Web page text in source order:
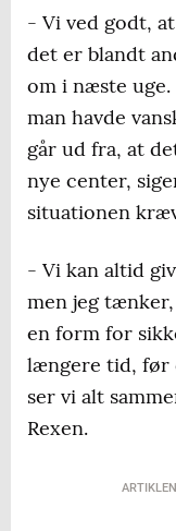
- Vi ved godt,
det er blandt
om i næste
man havde
går ud fra, at
nye center,
situationen
- Vi kan altid
men jeg
en form for
længere tid, før
ser vi alt
Rexen.